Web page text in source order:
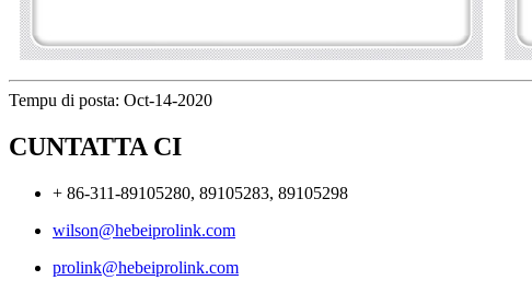
Tempu di posta: Oct-14-2020
CUNTATTA CI
+ 86-311-89105280, 89105283, 89105298
wilson@hebeiprolink.com
prolink@hebeiprolink.com